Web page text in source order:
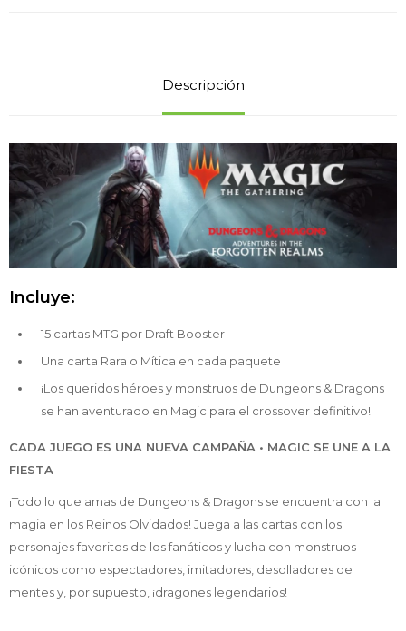
Descripción
Incluye:
15 cartas MTG por Draft Booster
Una carta Rara o Mítica en cada paquete
¡Los queridos héroes y monstruos de Dungeons & Dragons
se han aventurado en Magic para el crossover definitivo!
CADA JUEGO ES UNA NUEVA CAMPAÑA • MAGIC SE UNE A LA
FIESTA
¡Todo lo que amas de Dungeons & Dragons se encuentra con la
magia en los Reinos Olvidados! Juega a las cartas con los
personajes favoritos de los fanáticos y lucha con monstruos
icónicos como espectadores, imitadores, desolladores de
mentes y, por supuesto, ¡dragones legendarios!